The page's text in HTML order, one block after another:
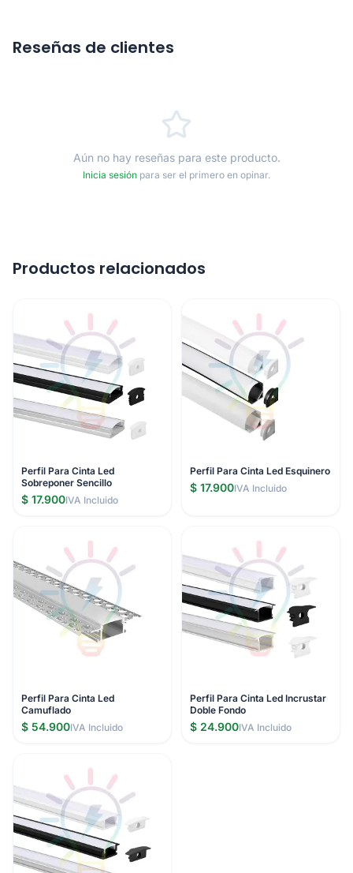
Reseñas de clientes
Aún no hay reseñas para este producto.
Inicia sesión para ser el primero en opinar.
Productos relacionados
Perfil Para Cinta Led
Sobreponer Sencillo
$ 17.900IVA Incluido
Perfil Para Cinta Led Esquinero
$ 17.900IVA Incluido
Perfil Para Cinta Led
Camuflado
$ 54.900IVA Incluido
Perfil Para Cinta Led Incrustar
Doble Fondo
$ 24.900IVA Incluido